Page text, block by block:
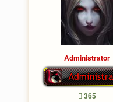
Administrator
365